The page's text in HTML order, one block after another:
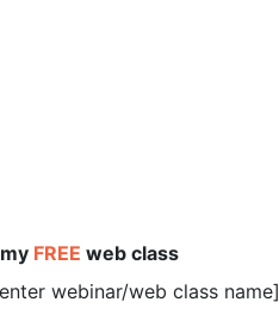
FREE web class
webinar/web class name]